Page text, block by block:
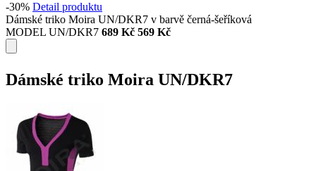
-30% Detail produktu
Dámské triko Moira UN/DKR7 v barvě černá-šeříková
MODEL UN/DKR7 689 Kč 569 Kč
Dámské triko Moira UN/DKR7